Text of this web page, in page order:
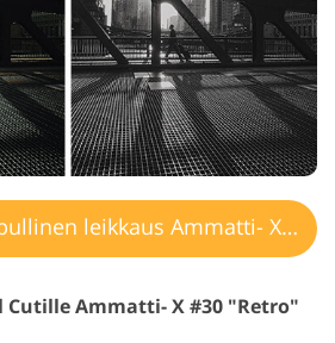
leikkaus Ammatti- X LUT
Cutille Ammatti- X #30 "Retro"